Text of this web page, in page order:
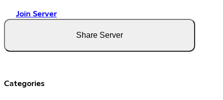
Join Server
Share Server
Categories